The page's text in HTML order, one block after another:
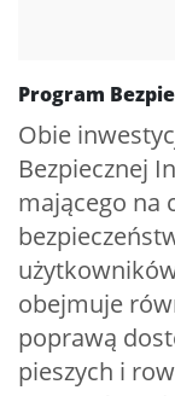
Program
Obie
Bezpiecznej
mającego na
obejmuje
poprawą
pieszych i